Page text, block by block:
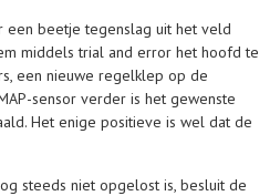
een beetje tegenslag uit het veld
middels trial and error het hoofd te
een nieuwe regelklep op de
sensor verder is het gewenste
Het enige positieve is wel dat de
steeds niet opgelost is, besluit de